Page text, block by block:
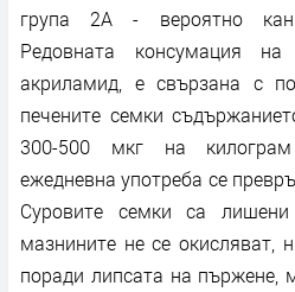
група 2А - вероятно
Редовната консумация
акриламид, е свързана с
печените семки
300-500 мкг на
ежедневна употреба се
Суровите семки са
мазнините не се окисляват,
поради липсата на пържене,